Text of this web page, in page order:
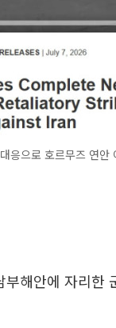
으로 호르무즈 연안
해안에 자리한